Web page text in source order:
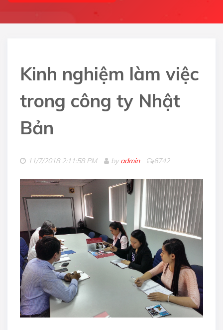
Kinh nghiệm làm việc
trong công ty Nhật
Bản
11/7/2018 2:11:58 PM byadmin 6742